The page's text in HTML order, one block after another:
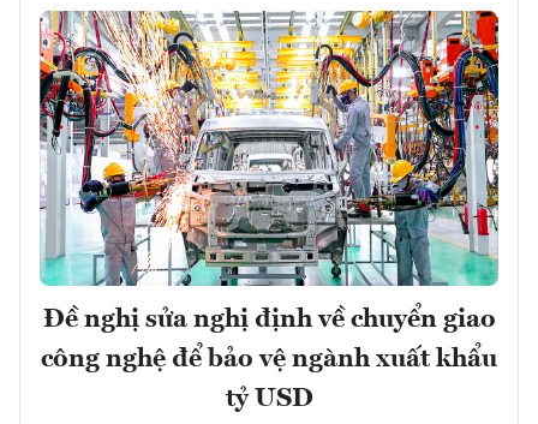
Đề nghị sửa nghị định về chuyển giao
công nghệ để bảo vệ ngành xuất khẩu
tỷ USD